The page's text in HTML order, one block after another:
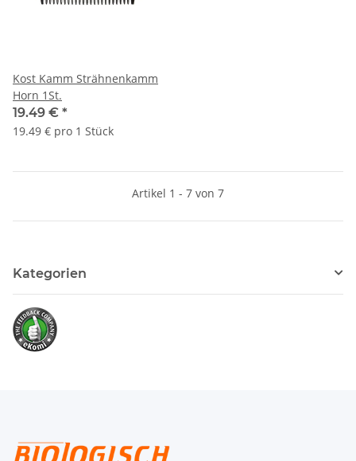
Kost Kamm Strähnenkamm
Horn 1St.
19.49 € *
19.49 € pro 1 Stück
Artikel 1 - 7 von 7
Kategorien